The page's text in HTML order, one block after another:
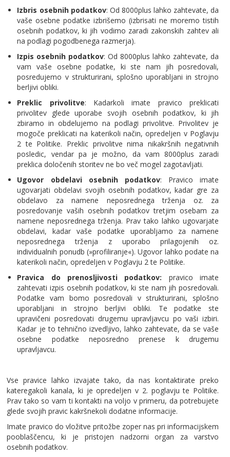
Izbris osebnih podatkov: Od 8000plus lahko zahtevate, da
vaše osebne podatke izbrišemo (izbrisati ne moremo tistih
osebnih podatkov, ki jih vodimo zaradi zakonskih zahtev ali
na podlagi pogodbenega razmerja).
Izpis osebnih podatkov: Od 8000plus lahko zahtevate, da
vam vaše osebne podatke, ki ste nam jih posredovali,
posredujemo v strukturirani, splošno uporabljani in strojno
berljivi obliki.
Preklic privolitve: Kadarkoli imate pravico preklicati
privolitev glede uporabe svojih osebnih podatkov, ki jih
zbiramo in obdelujemo na podlagi privolitve. Privolitev je
mogoče preklicati na katerikoli način, opredeljen v Poglavju
2 te Politike. Preklic privolitve nima nikakršnih negativnih
posledic, vendar pa je možno, da vam 8000plus zaradi
preklica določenih storitev ne bo več mogel zagotavljati.
Ugovor obdelavi osebnih podatkov: Pravico imate
ugovarjati obdelavi svojih osebnih podatkov, kadar gre za
obdelavo za namene neposrednega trženja oz. za
posredovanje vaših osebnih podatkov tretjim osebam za
namene neposrednega trženja. Prav tako lahko ugovarjate
obdelavi, kadar vaše podatke uporabljamo za namene
neposrednega trženja z uporabo prilagojenih oz.
individualnih ponudb (»profiliranje«). Ugovor lahko podate na
katerikoli način, opredeljen v Poglavju 2 te Politike.
Pravica do prenosljivosti podatkov: pravico imate
zahtevati izpis osebnih podatkov, ki ste nam jih posredovali.
Podatke vam bomo posredovali v strukturirani, splošno
uporabljani in strojno berljivi obliki. Te podatke ste
upravičeni posredovati drugemu upravljavcu po vaši izbiri.
Kadar je to tehnično izvedljivo, lahko zahtevate, da se vaše
osebne podatke neposredno prenese k drugemu
upravljavcu.
Vse pravice lahko izvajate tako, da nas kontaktirate preko
kateregakoli kanala, ki je opredeljen v 2. poglavju te Politike.
Prav tako so vam ti kontakti na voljo v primeru, da potrebujete
glede svojih pravic kakršnekoli dodatne informacije.
Imate pravico do vložitve pritožbe zoper nas pri informacijskem
pooblaščencu, ki je pristojen nadzorni organ za varstvo
osebnih podatkov.